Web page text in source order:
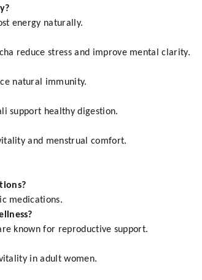
energy naturally.
reduce stress and improve mental clarity.
natural immunity.
support healthy digestion.
and menstrual comfort.
medications.
known for reproductive support.
in adult women.